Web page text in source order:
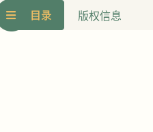
版权信息